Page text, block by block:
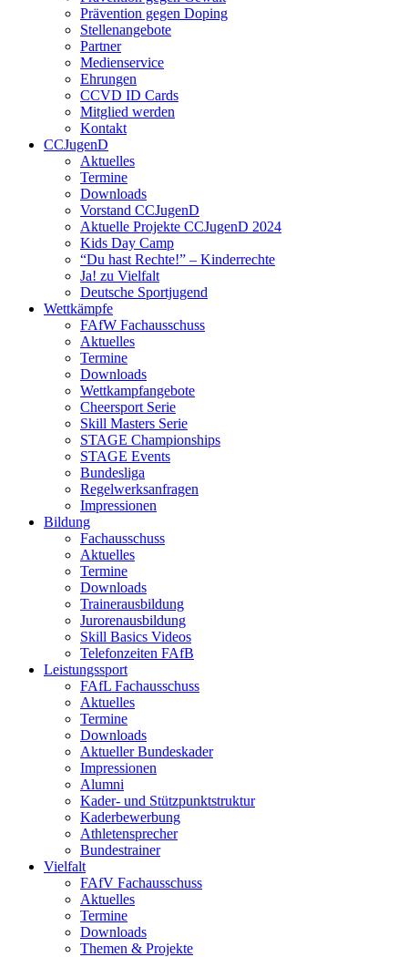
Prävention gegen Doping
Stellenangebote
Partner
Medienservice
Ehrungen
CCVD ID Cards
Mitglied werden
Kontakt
CCJugenD
Aktuelles
Termine
Downloads
Vorstand CCJugenD
Aktuelle Projekte CCJugenD 2024
Kids Day Camp
“Du hast Rechte!” – Kinderrechte
Ja! zu Vielfalt
Deutsche Sportjugend
Wettkämpfe
FAfW Fachausschuss
Aktuelles
Termine
Downloads
Wettkampfangebote
Cheersport Serie
Skill Masters Serie
STAGE Championships
STAGE Events
Bundesliga
Regelwerksanfragen
Impressionen
Bildung
Fachausschuss
Aktuelles
Termine
Downloads
Trainerausbildung
Jurorenausbildung
Skill Basics Videos
Telefonzeiten FAfB
Leistungssport
FAfL Fachausschuss
Aktuelles
Termine
Downloads
Aktueller Bundeskader
Impressionen
Alumni
Kader- und Stützpunktstruktur
Kaderbewerbung
Athletensprecher
Bundestrainer
Vielfalt
FAfV Fachausschuss
Aktuelles
Termine
Downloads
Themen & Projekte